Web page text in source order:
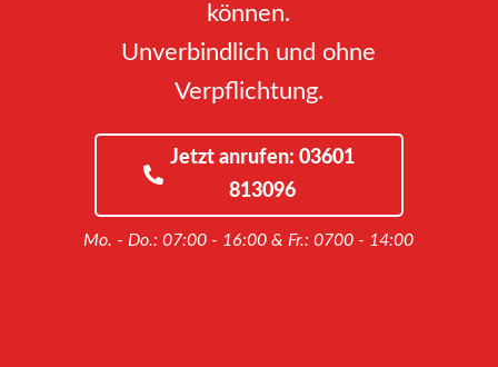
können.
Unverbindlich und ohne
Verpflichtung.
Jetzt anrufen: 03601
813096
Mo. - Do.: 07:00 - 16:00 & Fr.: 0700 - 14:00